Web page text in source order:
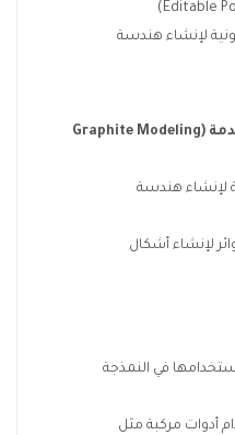
لإنشاء هندسة
(Graphite Modeling
لإنشاء هندسة
لإنشاء أشكال
في النمذجة
أدوات مركبة مثل